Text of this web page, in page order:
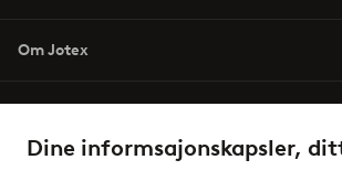
Dine informsajonskapsler,
Om Jotex